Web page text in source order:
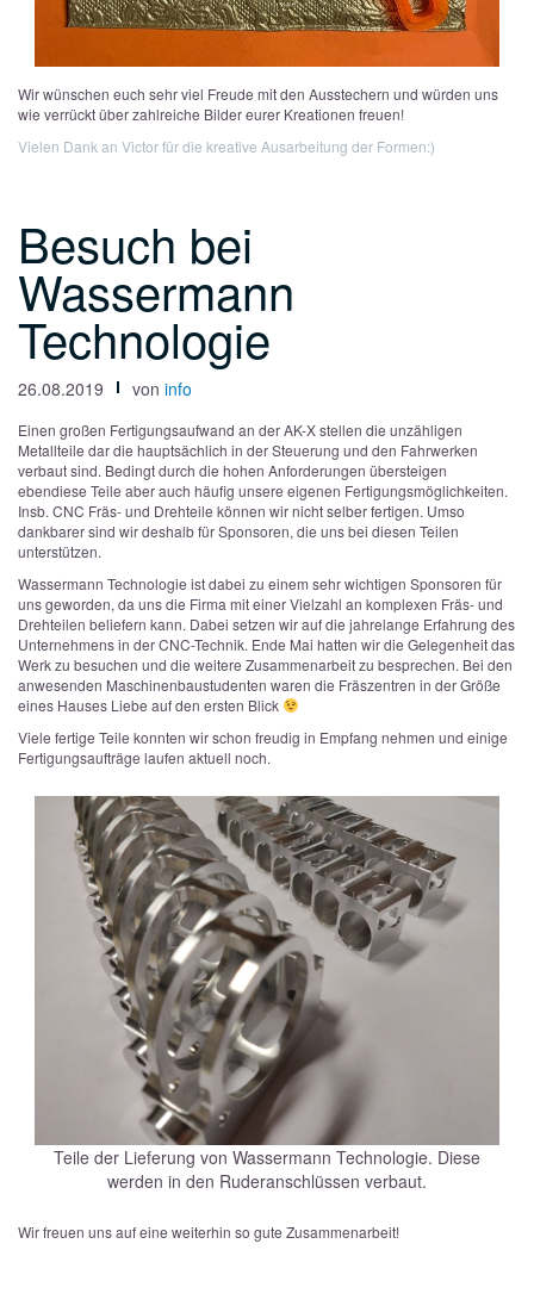
Wir wünschen euch sehr viel Freude mit den Ausstechern und würden uns
wie verrückt über zahlreiche Bilder eurer Kreationen freuen!
Vielen Dank an Victor für die kreative Ausarbeitung der Formen:)
Besuch bei
Wassermann
Technologie
26.08.2019 von info
Einen großen Fertigungsaufwand an der AK-X stellen die unzähligen
Metallteile dar die hauptsächlich in der Steuerung und den Fahrwerken
verbaut sind. Bedingt durch die hohen Anforderungen übersteigen
ebendiese Teile aber auch häufig unsere eigenen Fertigungsmöglichkeiten.
Insb. CNC Fräs- und Drehteile können wir nicht selber fertigen. Umso
dankbarer sind wir deshalb für Sponsoren, die uns bei diesen Teilen
unterstützen.
Wassermann Technologie ist dabei zu einem sehr wichtigen Sponsoren für
uns geworden, da uns die Firma mit einer Vielzahl an komplexen Fräs- und
Drehteilen beliefern kann. Dabei setzen wir auf die jahrelange Erfahrung des
Unternehmens in der CNC-Technik. Ende Mai hatten wir die Gelegenheit das
Werk zu besuchen und die weitere Zusammenarbeit zu besprechen. Bei den
anwesenden Maschinenbaustudenten waren die Fräszentren in der Größe
eines Hauses Liebe auf den ersten Blick
Viele fertige Teile konnten wir schon freudig in Empfang nehmen und einige
Fertigungsaufträge laufen aktuell noch.
Teile der Lieferung von Wassermann Technologie. Diese
werden in den Ruderanschlüssen verbaut.
Wir freuen uns auf eine weiterhin so gute Zusammenarbeit!